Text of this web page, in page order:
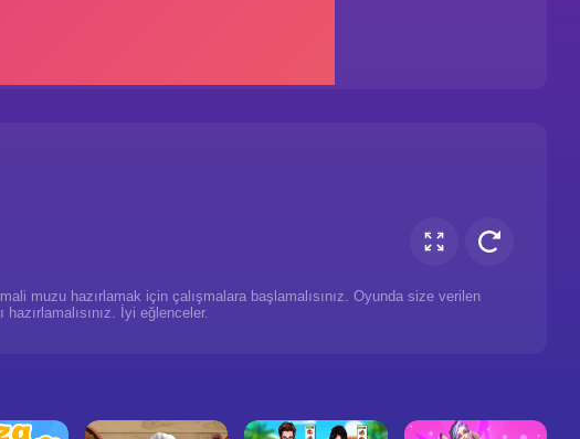
muzu hazırlamak için çalışmalara başlamalısınız. Oyunda size verilen
İyi eğlenceler.